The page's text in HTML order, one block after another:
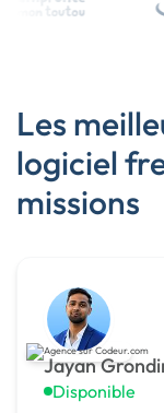
Les
logiciel
missions
Jayan
Disponible